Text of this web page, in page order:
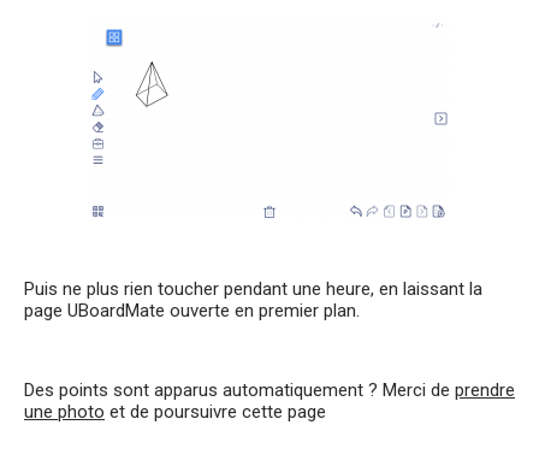
Puis ne plus rien toucher pendant une heure, en laissant la
page UBoardMate ouverte en premier plan.
Des points sont apparus automatiquement ? Merci de prendre
une photo et de poursuivre cette page